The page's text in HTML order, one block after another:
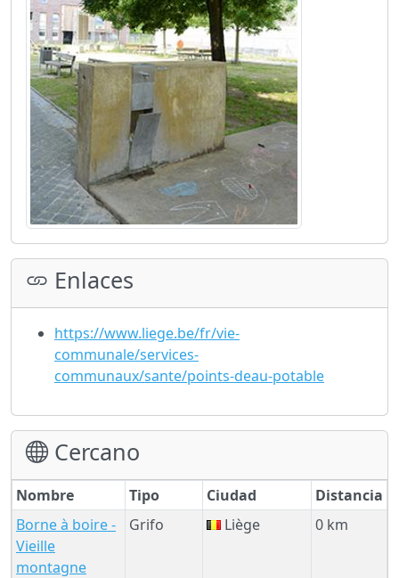
Enlaces
https://www.liege.be/fr/vie-
communale/services-
communaux/sante/points-deau-potable
Cercano
Nombre Tipo Ciudad
Distancia
Borne à boire -
Vieille
montagne
Grifo Liège 0 km